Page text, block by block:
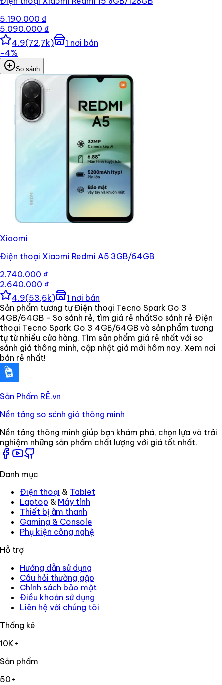
5.190.000 ₫
5.090.000 ₫
4.9(72,7k) 1 nơi bán
−4%
So sánh
Xiaomi
Điện thoại Xiaomi Redmi A5 3GB/64GB
2.740.000 ₫
2.640.000 ₫
4.9(53,6k) 1 nơi bán
Sản phẩm tương tự Điện thoại Tecno Spark Go 3
4GB/64GB - So sánh rẻ, tìm giá rẻ nhấtSo sánh rẻ Điện
thoại Tecno Spark Go 3 4GB/64GB và sản phẩm tương
tự từ nhiều cửa hàng. Tìm sản phẩm giá rẻ nhất với so
sánh giá thông minh, cập nhật giá mới hôm nay. Xem nơi
bán rẻ nhất!
Sản Phẩm RẺ.vn
Nền tảng so sánh giá thông minh
Nền tảng thông minh giúp bạn khám phá, chọn lựa và trải
nghiệm những sản phẩm chất lượng với giá tốt nhất.
Danh mục
Điện thoại & Tablet
Laptop & Máy tính
Thiết bị âm thanh
Gaming & Console
Phụ kiện công nghệ
Hỗ trợ
Hướng dẫn sử dụng
Câu hỏi thường gặp
Chính sách bảo mật
Điều khoản sử dụng
Liên hệ với chúng tôi
Thống kê
10K+
Sản phẩm
50+